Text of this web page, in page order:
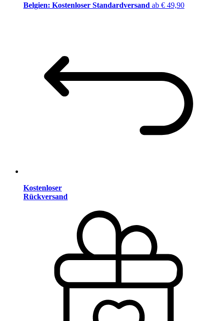
Belgien: Kostenloser Standardversand ab € 49,90
Kostenloser
Rückversand